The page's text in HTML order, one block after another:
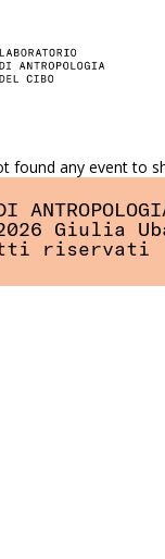
found any event to
Giulia
riservati